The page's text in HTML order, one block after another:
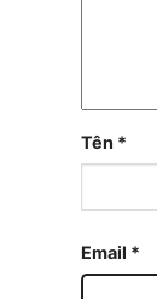
Tên *
Email *